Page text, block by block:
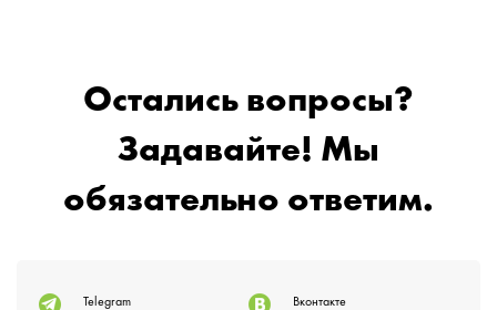
Остались вопросы?
Задавайте! Мы
обязательно ответим.
Telegram Вконтакте